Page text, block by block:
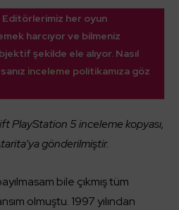
her oyun
harcıyor ve bilmeniz
şekilde ele alıyor. Nasıl
inceleme politikamıza göz
PlayStation 5 inceleme kopyası,
gönderilmiştir.
bile çıkmış tüm
olmuştu. 1997 yılından